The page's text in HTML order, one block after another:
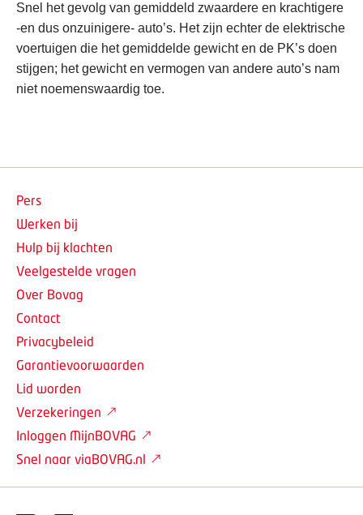
Snel het gevolg van gemiddeld zwaardere en krachtigere
-en dus onzuinigere- auto’s. Het zijn echter de elektrische
voertuigen die het gemiddelde gewicht en de PK’s doen
stijgen; het gewicht en vermogen van andere auto’s nam
niet noemenswaardig toe.
Pers
Werken bij
Hulp bij klachten
Veelgestelde vragen
Over Bovag
Contact
Privacybeleid
Garantievoorwaarden
Lid worden
Verzekeringen
Inloggen MijnBOVAG
Snel naar viaBOVAG.nl